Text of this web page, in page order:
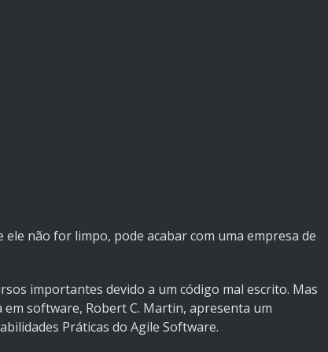
não for limpo, pode acabar com uma empresa de
importantes devido a um código mal escrito. Mas
software, Robert C. Martin, apresenta um
Práticas do Agile Software.